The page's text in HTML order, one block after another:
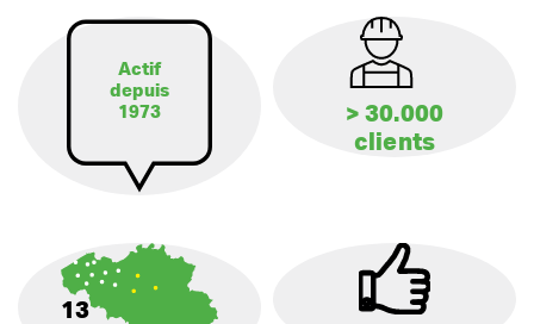
Actif
depuis
1973
> 30.000
clients
13